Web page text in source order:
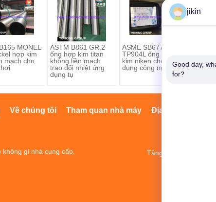
MONEL
hợp kim
mạch cho
ASTM B861 GR.2
ống hợp kim titan
không liền mạch
trao đổi nhiệt ứng
dụng tụ
ASME SB677
TP904L ống hợp
kim niken cho ứng
dụng công nghiệp
kim
Địa chỉ liên hệ
Tham quan nhà máy
Về chúng tôi
gỉ nhà cung cấp.
Tầng 20, NO.1 NEW
jikin
Good day,
for?